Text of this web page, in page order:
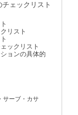
ェックリスト
リスト
ックリスト
ョンの具体的
サーブ・カサ